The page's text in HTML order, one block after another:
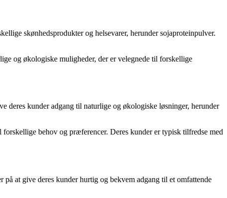
skønhedsprodukter og helsevarer, herunder sojaproteinpulver.
og økologiske muligheder, der er velegnede til forskellige
deres kunder adgang til naturlige og økologiske løsninger, herunder
behov og præferencer. Deres kunder er typisk tilfredse med
at give deres kunder hurtig og bekvem adgang til et omfattende